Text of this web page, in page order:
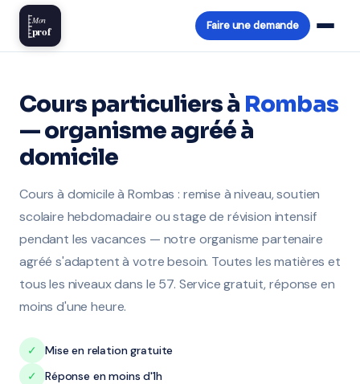
Mon
prof Faire une demande
Cours particuliers à Rombas
— organisme agréé à
domicile
Cours à domicile à Rombas : remise à niveau, soutien
scolaire hebdomadaire ou stage de révision intensif
pendant les vacances — notre organisme partenaire
agréé s'adaptent à votre besoin. Toutes les matières et
tous les niveaux dans le 57. Service gratuit, réponse en
moins d'une heure.
✓
Mise en relation gratuite
✓
Réponse en moins d'1h